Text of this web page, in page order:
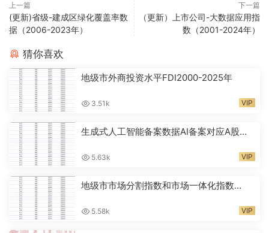
上一篇
(更新)省级-建成区绿化覆盖率数
据（2006-2023年）
下一篇
（更新）上市公司-大数据应用指
数（2001-2024年）
猜你喜欢
地级市外商投资水平FDI2000-2025年
3.51k VIP
生成式人工智能备案数据AI备案对应A股代
5.63k VIP
地级市市场分割指数和市场一体化指数
5.58k VIP